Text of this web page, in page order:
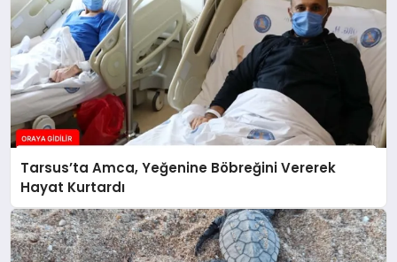
Tarsus’ta Amca, Yeğenine Böbreğini Vererek
Hayat Kurtardı